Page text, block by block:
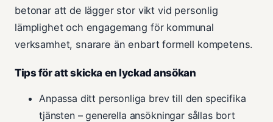
betonar att de lägger stor vikt vid personlig
lämplighet och engagemang för kommunal
verksamhet, snarare än enbart formell kompetens.
Tips för att skicka en lyckad ansökan
Anpassa ditt personliga brev till den specifika
tjänsten – generella ansökningar sållas bort